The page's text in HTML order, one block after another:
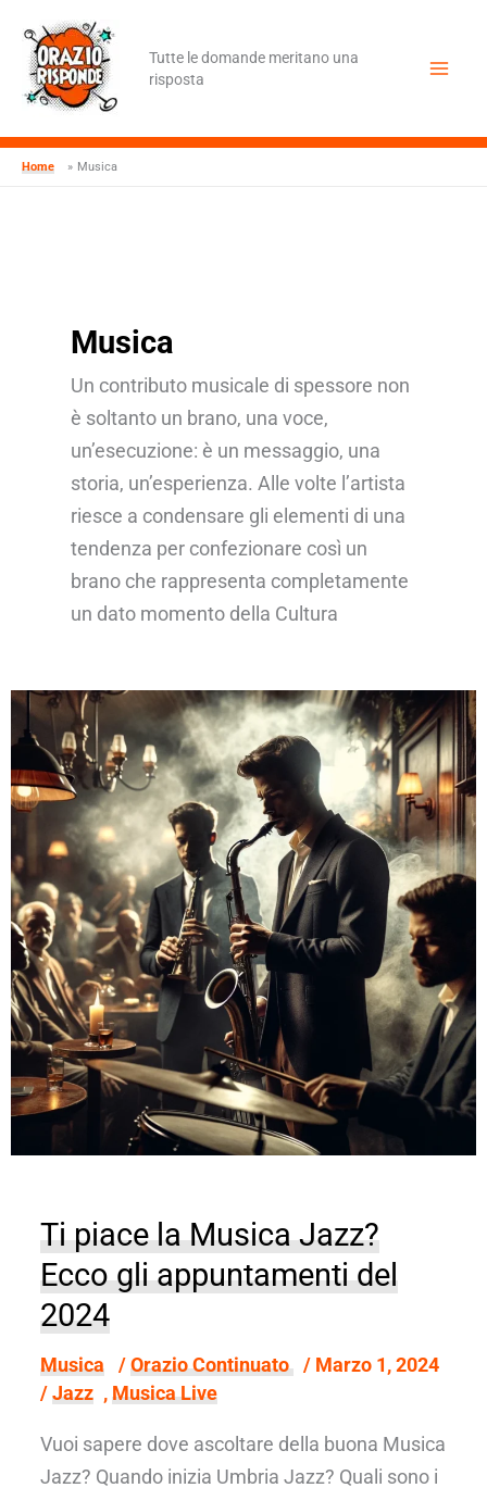
contenuto
Tutte le domande meritano una
risposta
Home Musica
Musica
Un contributo musicale di spessore non
è soltanto un brano, una voce,
un’esecuzione: è un messaggio, una
storia, un’esperienza. Alle volte l’artista
riesce a condensare gli elementi di una
tendenza per confezionare così un
brano che rappresenta completamente
un dato momento della Cultura
Ti piace la Musica Jazz?
Ecco gli appuntamenti del
2024
Musica /Orazio Continuato / Marzo 1, 2024
/Jazz ,Musica Live
Vuoi sapere dove ascoltare della buona Musica
Jazz? Quando inizia Umbria Jazz? Quali sono i